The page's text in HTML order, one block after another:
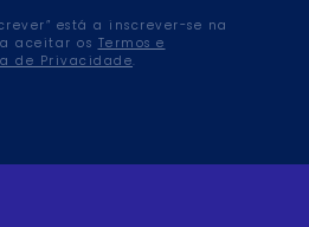
está a inscrever-se na
aceitar os Termos e
de Privacidade.